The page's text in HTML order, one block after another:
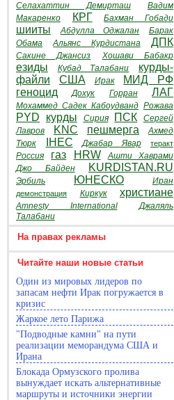
Селахаттин Демирташ
Вадим
Макаренко
КРГ Бахман Гобади
шииты Абдулла Оджалан
Барак
Обама
Альянс Курдистана ДПК
Сакине Джансиз Хошави Бабакр
езиды Кубад Талабани
курды-
файли
США Ирак
МИД РФ
геноцид
Дохук Горран ЛАГ
Мохаммед Садек Кабоудванд Рожава
PYD курды Сирия ПСК
Сергей
Лавров
KNC пешмерга
Ахмед
Тюрк
IHEC Джабар Явар теракт
Россия газ HRW
Ашти Хаврами
Джо Байден
KURDISTAN.RU
Эрбиль ЮНЕСКО Иран
демонстрация Киркук христиане
Amnesty International
Джаляль
Талабани
На правах рекламы
Читайте наши новые статьи
Один из мировых лидеров по
запасам нефти Ирак погружается в
кризис
Жаркое лето Парижа
"Подводные камни" на пути
реализации меморандума США и
Ирана
Блокада Ормузского пролива
вынуждает искать альтернативные
маршруты и источники энергии